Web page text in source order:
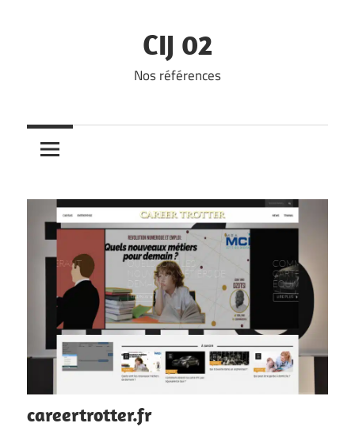
CIJ 02
Nos références
careertrotter.fr